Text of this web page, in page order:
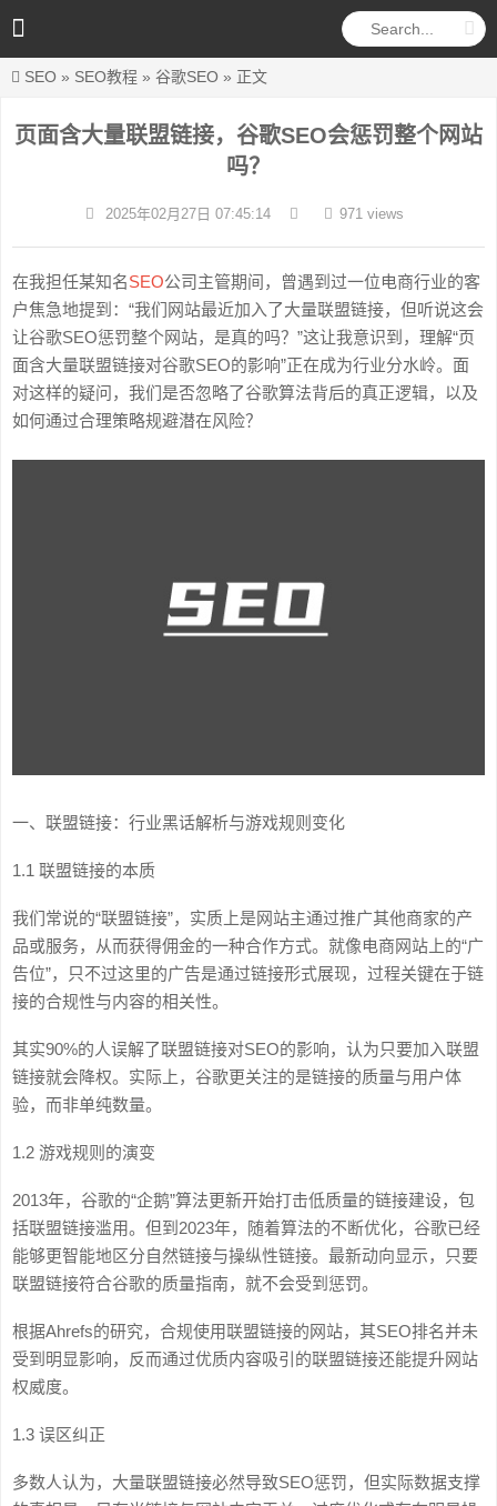
SEO » SEO教程 » 谷歌SEO » 正文
页面含大量联盟链接，谷歌SEO会惩罚整个网站
吗？
2025年02月27日 07:45:14 971 views
在我担任某知名SEO公司主管期间，曾遇到过一位电商行业的客
户焦急地提到：“我们网站最近加入了大量联盟链接，但听说这会
让谷歌SEO惩罚整个网站，是真的吗？”这让我意识到，理解“页
面含大量联盟链接对谷歌SEO的影响”正在成为行业分水岭。面
对这样的疑问，我们是否忽略了谷歌算法背后的真正逻辑，以及
如何通过合理策略规避潜在风险？
一、联盟链接：行业黑话解析与游戏规则变化
1.1 联盟链接的本质
我们常说的“联盟链接”，实质上是网站主通过推广其他商家的产
品或服务，从而获得佣金的一种合作方式。就像电商网站上的“广
告位”，只不过这里的广告是通过链接形式展现，过程关键在于链
接的合规性与内容的相关性。
其实90%的人误解了联盟链接对SEO的影响，认为只要加入联盟
链接就会降权。实际上，谷歌更关注的是链接的质量与用户体
验，而非单纯数量。
1.2 游戏规则的演变
2013年，谷歌的“企鹅”算法更新开始打击低质量的链接建设，包
括联盟链接滥用。但到2023年，随着算法的不断优化，谷歌已经
能够更智能地区分自然链接与操纵性链接。最新动向显示，只要
联盟链接符合谷歌的质量指南，就不会受到惩罚。
根据Ahrefs的研究，合规使用联盟链接的网站，其SEO排名并未
受到明显影响，反而通过优质内容吸引的联盟链接还能提升网站
权威度。
1.3 误区纠正
多数人认为，大量联盟链接必然导致SEO惩罚，但实际数据支撑